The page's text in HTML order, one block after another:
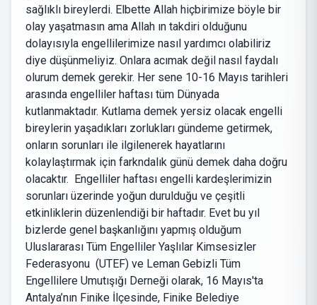
sağlıklı bireylerdi. Elbette Allah hiçbirimize böyle bir
olay yaşatmasın ama Allah ın takdiri olduğunu
dolayısıyla engellilerimize nasıl yardımcı olabiliriz
diye düşünmeliyiz. Onlara acımak değil nasıl faydalı
olurum demek gerekir. Her sene 10-16 Mayıs tarihleri
arasında engelliler haftası tüm Dünyada
kutlanmaktadır. Kutlama demek yersiz olacak engelli
bireylerin yaşadıkları zorlukları gündeme getirmek,
onların sorunları ile ilgilenerek hayatlarını
kolaylaştırmak için farkndalık günü demek daha doğru
olacaktır. Engelliler haftası engelli kardeşlerimizin
sorunları üzerinde yoğun durulduğu ve çeşitli
etkinliklerin düzenlendiği bir haftadır. Evet bu yıl
bizlerde genel başkanlığını yapmış olduğum
Uluslararası Tüm Engelliler Yaşlılar Kimsesizler
Federasyonu (UTEF) ve Leman Gebizli Tüm
Engellilere Umutışığı Derneği olarak, 16 Mayıs'ta
Antalya’nın Finike İlçesinde, Finike Belediye